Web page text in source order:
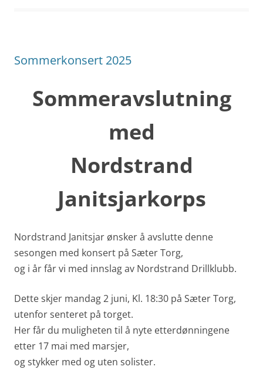
Sommerkonsert 2025
Sommeravslutning
med
Nordstrand
Janitsjarkorps
Nordstrand Janitsjar ønsker å avslutte denne
sesongen med konsert på Sæter Torg,
og i år får vi med innslag av Nordstrand Drillklubb.
Dette skjer mandag 2 juni, Kl. 18:30 på Sæter Torg,
utenfor senteret på torget.
Her får du muligheten til å nyte etterdønningene
etter 17 mai med marsjer,
og stykker med og uten solister.